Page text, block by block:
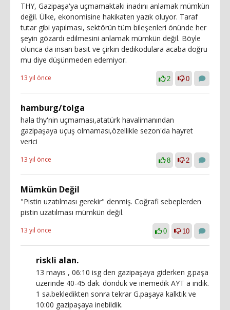
THY, Gazipaşa'ya uçmamaktaki inadını anlamak mümkün
değil. Ülke, ekonomisine hakikaten yazık oluyor. Taraf
tutar gibi yapılması, sektörün tüm bileşenleri önünde her
şeyin gözardı edilmesini anlamak mümkün değil. Böyle
olunca da insan basit ve çirkin dedikodulara acaba doğru
mu diye düşünmeden edemiyor.
13 yıl önce 2 0
hamburg/tolga
hala thy'nin uçmaması,atatürk havalimanından
gazipaşaya uçuş olmaması,özellikle sezon'da hayret
verici
13 yıl önce 8 2
Mümkün Değil
"Pistin uzatılması gerekir" denmiş. Coğrafi sebeplerden
pistin uzatılması mümkün değil.
13 yıl önce 0 10
riskli alan.
13 mayıs , 06:10 isg den gazipaşaya giderken g.paşa
üzerinde 40-45 dak. döndük ve inemedik AYT a indik.
1 sa.bekledikten sonra tekrar G.paşaya kalktık ve
10:00 gazipaşaya inebildik.